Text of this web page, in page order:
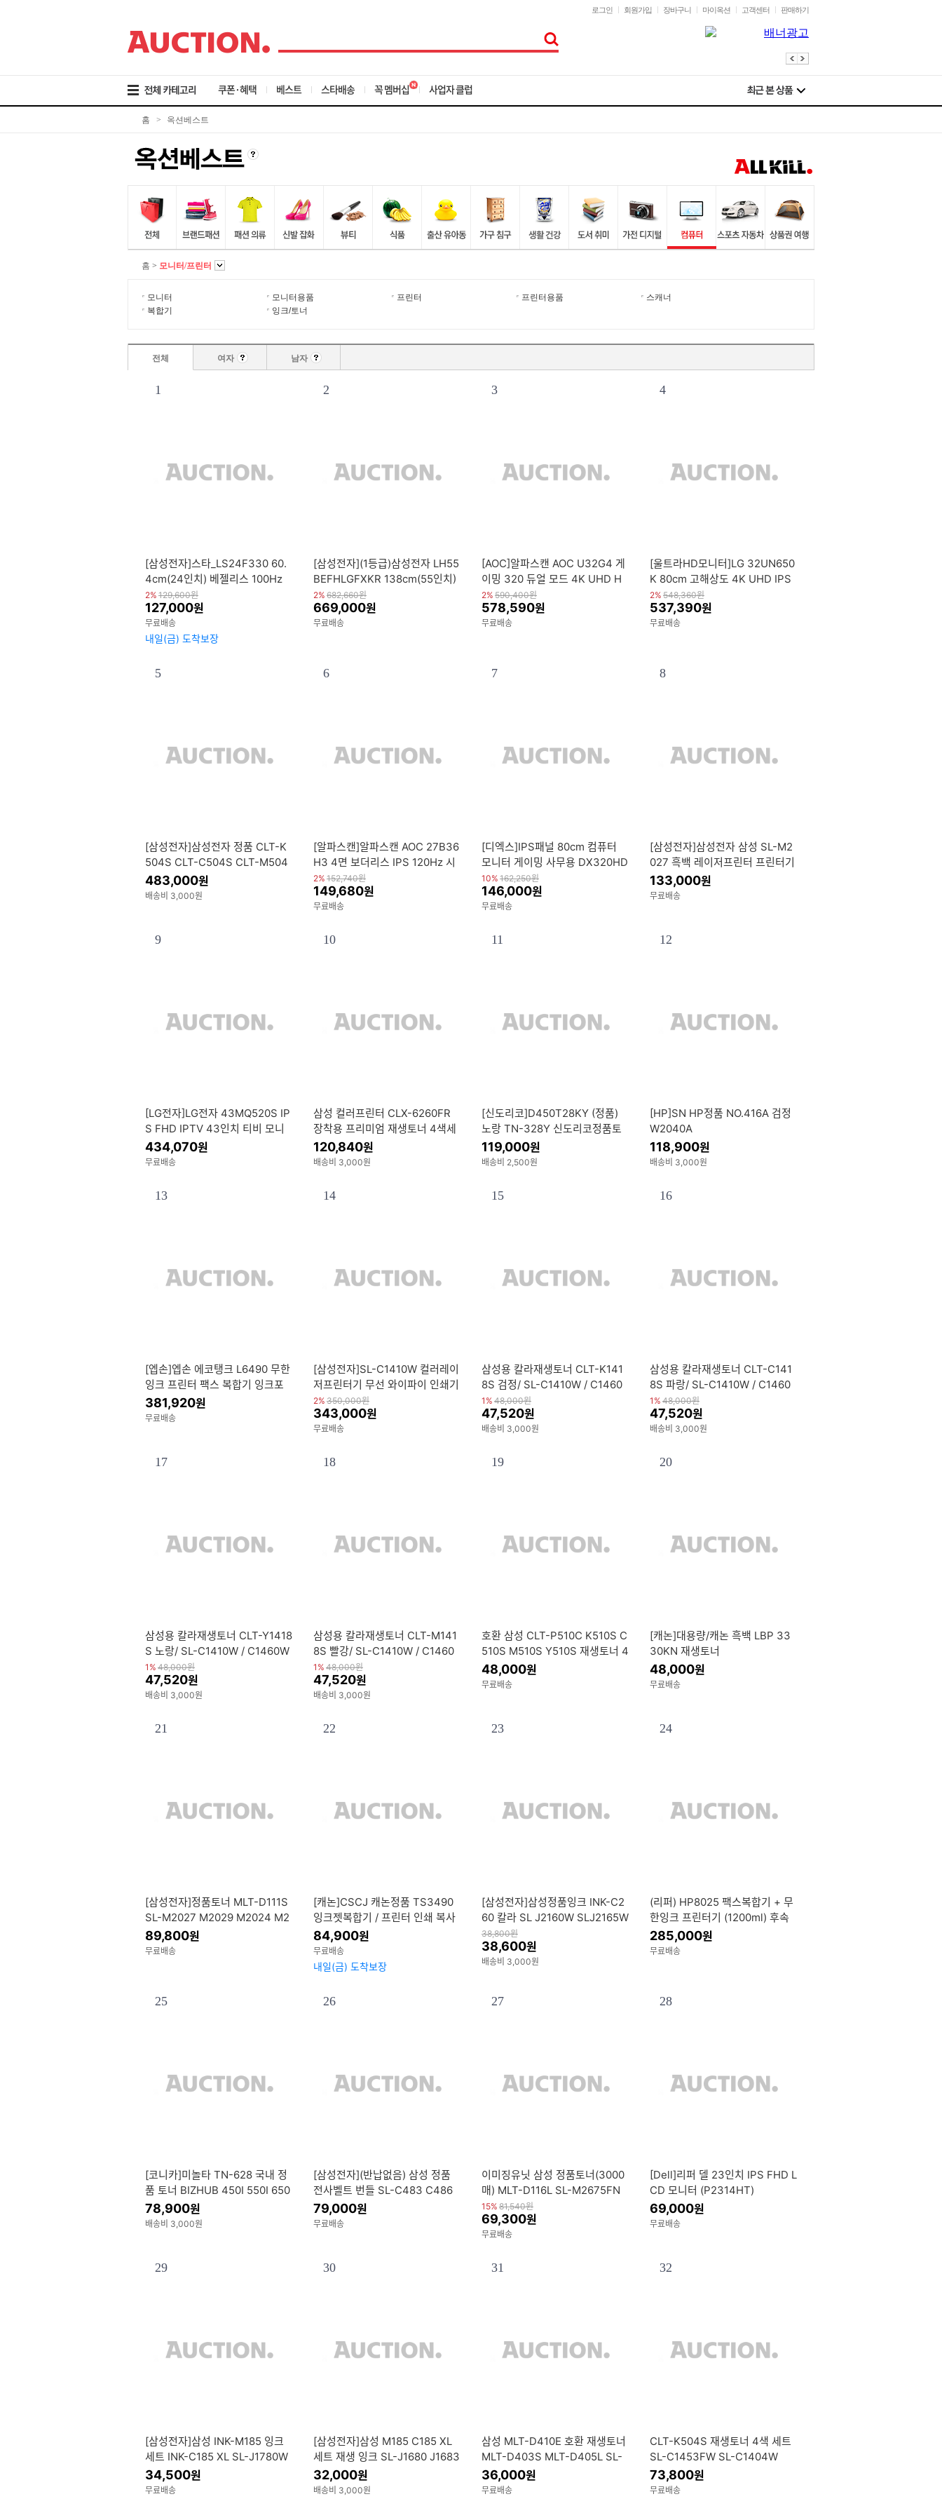
로
가
로
가
로
가
로그인 회원가입 장바구니 마이옥션 고객센터 판매하기
쿠폰·혜택 베스트 스타배송 꼭 멤버십 사업자 클럽
홈 > 옥션베스트
홈 > 모니터/프린터
모니터 모니터용품 프린터 프린터용품
스캐너
복합기
잉크/토너
전체 여자 남자
1
[삼성전자]스타_LS24F330 60.
4cm(24인치) 베젤리스 100Hz
컴퓨터 모니터
2% 129,600원
127,000원
무료배송
내일(금) 도착보장
2
[삼성전자](1등급)삼성전자 LH55
BEFHLGFXKR 138cm(55인치)
UHD 4K 비즈니스 TV
2% 682,660원
669,000원
무료배송
3
[AOC]알파스캔 AOC U32G4 게
이밍 320 듀얼 모드 4K UHD H
DR 400 무결점 모니터 공식판매
점 오늘출발
2% 590,400원
578,590원
무료배송
4
[울트라HD모니터]LG 32UN650
K 80cm 고해상도 4K UHD IPS
광시야각 60Hz 5ms HDR 스피
커내장 컴퓨터 모니터
2% 548,360원
537,390원
무료배송
5
[삼성전자]삼성전자 정품 CLT-K
504S CLT-C504S CLT-M504
S CLT-Y504S 4색 세트 정품벌
크 OR 정품박스 SL-C1810W 41
483,000원
배송비 3,000원
6
[알파스캔]알파스캔 AOC 27B36
H3 4면 보더리스 IPS 120Hz 시
력보호 무결점 컴퓨터 듀얼 27인
치 모니터
2% 152,740원
149,680원
무료배송
7
[디엑스]IPS패널 80cm 컴퓨터
모니터 게이밍 사무용 DX320HD
MI 32인치
10% 162,250원
146,000원
무료배송
8
[삼성전자]삼성전자 삼성 SL-M2
027 흑백 레이저프린터 프린터기
흑백프린터 토너포함
133,000원
무료배송
9
[LG전자]LG전자 43MQ520S IP
S FHD IPTV 43인치 티비 모니
터 (스탠드) 무료 기사방문설치
434,070원
무료배송
10
삼성 컬러프린터 CLX-6260FR
장착용 프리미엄 재생토너 4색세
트
120,840원
배송비 3,000원
11
[신도리코]D450T28KY (정품)
노랑 TN-328Y 신도리코정품토
너 실사진
119,000원
배송비 2,500원
12
[HP]SN HP정품 NO.416A 검정
W2040A
118,900원
배송비 3,000원
13
[엡손]엡손 에코탱크 L6490 무한
잉크 프린터 팩스 복합기 잉크포
함 정품 1세트 잉크포함 오늘출발
빠른배송
381,920원
무료배송
14
[삼성전자]SL-C1410W 컬러레이
저프린터기 무선 와이파이 인쇄기
토너포함
2% 350,000원
343,000원
무료배송
15
삼성용 칼라재생토너 CLT-K141
8S 검정/ SL-C1410W / C1460
W / C1615W / C1665FW
1% 48,000원
47,520원
배송비 3,000원
16
삼성용 칼라재생토너 CLT-C141
8S 파랑/ SL-C1410W / C1460
W / C1615W / C1665FW
1% 48,000원
47,520원
배송비 3,000원
17
삼성용 칼라재생토너 CLT-Y1418
S 노랑/ SL-C1410W / C1460W
/ C1615W / C1665FW
1% 48,000원
47,520원
배송비 3,000원
18
삼성용 칼라재생토너 CLT-M141
8S 빨강/ SL-C1410W / C1460
W / C1615W / C1665FW
1% 48,000원
47,520원
배송비 3,000원
19
호환 삼성 CLT-P510C K510S C
510S M510S Y510S 재생토너 4
색 밸류팩
48,000원
무료배송
20
[캐논]대용량/캐논 흑백 LBP 33
30KN 재생토너
48,000원
무료배송
21
[삼성전자]정품토너 MLT-D111S
SL-M2027 M2029 M2024 M2
077F
89,800원
무료배송
22
[캐논]CSCJ 캐논정품 TS3490
잉크젯복합기 / 프린터 인쇄 복사
스캔 WIFI 잉크포함 정부24
84,900원
무료배송
내일(금) 도착보장
23
[삼성전자]삼성정품잉크 INK-C2
60 칼라 SL J2160W SLJ2165W
38,800원
38,600원
배송비 3,000원
24
(리퍼) HP8025 팩스복합기 + 무
한잉크 프린터기 (1200ml) 후속
모델 HP81XX 시리즈로 출고됨
285,000원
무료배송
25
[코니카]미놀타 TN-628 국내 정
품 토너 BIZHUB 450I 550I 650
I78,900원
배송비 3,000원
26
[삼성전자](반납없음) 삼성 정품
전사벨트 번들 SL-C483 C486
C563 C565 C482 C485 C467
C463 C462 C472 C473 W F
79,000원
무료배송
27
이미징유닛 삼성 정품토너(3000
매) MLT-D116L SL-M2675FN
15% 81,540원
69,300원
무료배송
28
[Dell]리퍼 델 23인치 IPS FHD L
CD 모니터 (P2314HT)
69,000원
무료배송
29
[삼성전자]삼성 INK-M185 잉크
세트 INK-C185 XL SL-J1780W
J1785W J1780DW J1685 J168
3 J1680 호환 (3배 슈퍼대용량)
34,500원
무료배송
30
[삼성전자]삼성 M185 C185 XL
세트 재생 잉크 SL-J1680 J1683
J1685 J1780 J1785 D W
32,000원
배송비 3,000원
31
삼성 MLT-D410E 호환 재생토너
MLT-D403S MLT-D405L SL-
M3220ND 특대용량
36,000원
무료배송
32
CLT-K504S 재생토너 4색 세트
SL-C1453FW SL-C1404W
73,800원
무료배송